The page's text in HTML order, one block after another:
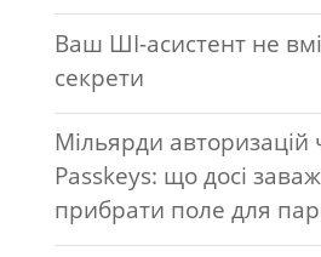
Ваш ШІ-асистент не
секрети
Мільярди авторизацій
Passkeys: що досі
прибрати поле для